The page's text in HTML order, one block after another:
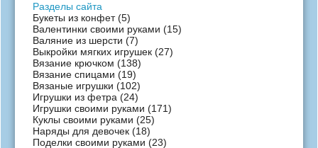
Разделы сайта
Букеты из конфет(5)
Валентинки своими руками (15)
Валяние из шерсти (7)
Выкройки мягких игрушек (27)
Вязание крючком (138)
Вязание спицами (19)
Вязаные игрушки (102)
Игрушки из фетра (24)
Игрушки своими руками (171)
Куклы своими руками (25)
Наряды для девочек (18)
Поделки своими руками (23)